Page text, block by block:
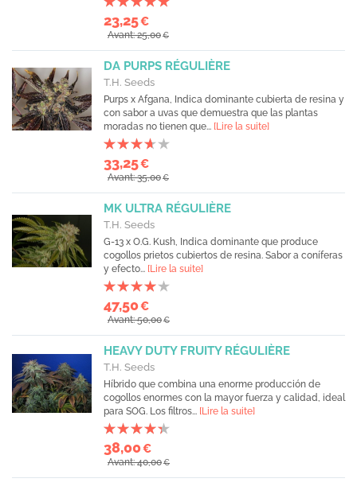
23,25€
Avant: 25,00€
DA PURPS RÉGULIÈRE
T.H. Seeds
Purps x Afgana, Indica dominante cubierta de resina y
con sabor a uvas que demuestra que las plantas
moradas no tienen que... [Lire la suite]
33,25€
Avant: 35,00€
MK ULTRA RÉGULIÈRE
T.H. Seeds
G-13 x O.G. Kush, Indica dominante que produce
cogollos prietos cubiertos de resina. Sabor a coníferas
y efecto... [Lire la suite]
47,50€
Avant: 50,00€
HEAVY DUTY FRUITY RÉGULIÈRE
T.H. Seeds
Híbrido que combina una enorme producción de
cogollos enormes con la mayor fuerza y calidad, ideal
para SOG. Los filtros... [Lire la suite]
38,00€
Avant: 40,00€